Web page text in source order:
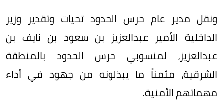
ونقل مدير عام حرس الحدود تحيات وتقدير وزير
الداخلية الأمير عبدالعزيز بن سعود بن نايف بن
عبدالعزيز، لمنسوبي حرس الحدود بالمنطقة
الشرقية، مثمناً ما يبذلونه من جهود في أداء
مهماتهم الأمنية.